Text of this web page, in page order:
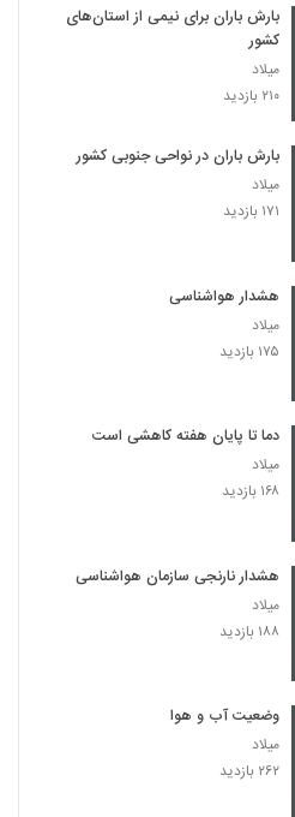
بارش باران برای نیمی از استان‌های
کشور
میلاد
۲۱۰ بازدید
بارش باران در نواحی جنوبی کشور
میلاد
۱۷۱ بازدید
هشدار هواشناسی
میلاد
۱۷۵ بازدید
دما تا پایان هفته کاهشی است
میلاد
۱۶۸ بازدید
هشدار نارنجی سازمان هواشناسی
میلاد
۱۸۸ بازدید
وضعیت آب و هوا
میلاد
۲۶۲ بازدید